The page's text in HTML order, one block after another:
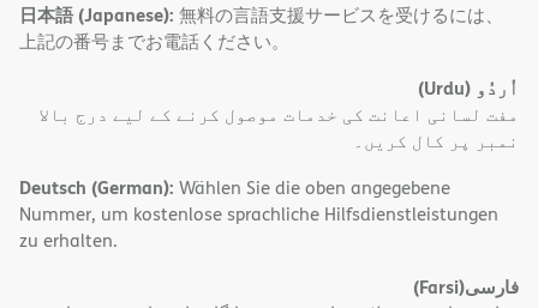
日本語 (Japanese): 無料の言語支援サービスを受けるには、
上記の番号までお電話ください。
اُردُو (Urdu)
مفت لسانی اعانت کی خدمات موصول کرنے کے لیے درج بالا
نمبر پر کال کریں۔
Deutsch (German): Wählen Sie die oben angegebene
Nummer, um kostenlose sprachliche Hilfsdienstleistungen
zu erhalten.
فارسی(Farsi)